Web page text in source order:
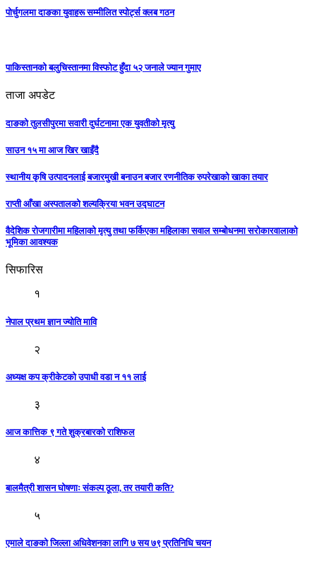
पोर्चुगलमा दाङका युवाहरू सम्मीलित स्पोर्ट्स क्लब गठन
पाकिस्तानको बलुचिस्तानमा विस्फोट हुँदा ५२ जनाले ज्यान गुमाए
ताजा अपडेट
दाङको तुलसीपुरमा सवारी दुर्घटनामा एक युवतीको मृत्यु
साउन १५ मा आज खिर खाइँदै
स्थानीय कृषि उत्पादनलाई बजारमुखी बनाउन बजार रणनीतिक रुपरेखाको खाका तयार
राप्ती आँखा अस्पतालको शल्यक्रिया भवन उद्घाटन
वैदेशिक रोजगारीमा महिलाको मृत्यु तथा फर्किएका महिलाका सवाल सम्बोधनमा सरोकारवालाको
भूमिका आवश्यक
सिफारिस
१
नेपाल प्रथम ज्ञान ज्योति मावि
२
अध्यक्ष कप क्रीकेटको उपाधी वडा न ११ लाई
३
आज कात्तिक ९ गते शुक्रबारकाे राशिफल
४
बालमैत्री शासन घोषणाः संकल्प ठूला, तर तयारी कति?
५
एमाले दाङको जिल्ला अधिवेशनका लागि ७ सय ७९ प्रतिनिधि चयन